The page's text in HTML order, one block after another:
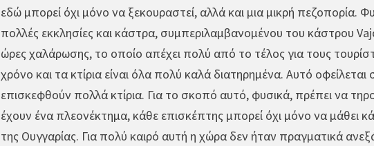
εδώ μπορεί όχι μόνο να ξεκουραστεί, αλλά και μια μικρή πεζοπορία.
πολλές εκκλησίες και κάστρα, συμπεριλαμβανομένου του κάστρου
ώρες χαλάρωσης, το οποίο απέχει πολύ από το τέλος για τους
χρόνο και τα κτίρια είναι όλα πολύ καλά διατηρημένα. Αυτό
επισκεφθούν πολλά κτίρια. Για το σκοπό αυτό, φυσικά, πρέπει να
έχουν ένα πλεονέκτημα, κάθε επισκέπτης μπορεί όχι μόνο να μάθει
της Ουγγαρίας. Για πολύ καιρό αυτή η χώρα δεν ήταν πραγματικά